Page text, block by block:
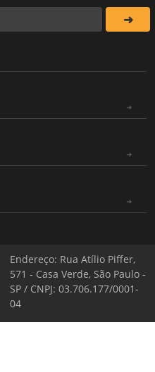
Endereço: Rua Atílio Piffer,
571 - Casa Verde, São Paulo -
SP / CNPJ: 03.706.177/0001-
04